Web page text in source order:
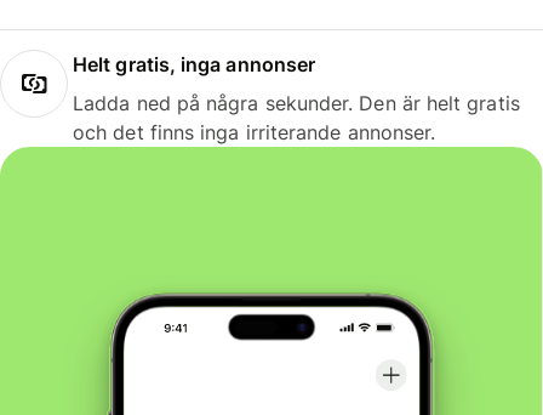
Helt gratis, inga annonser
Ladda ned på några sekunder. Den är helt gratis
och det finns inga irriterande annonser.